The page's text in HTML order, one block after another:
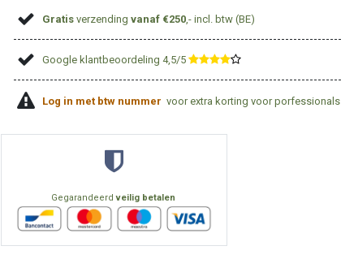
Gratis verzendingvanaf €250 ,- incl. btw (BE)
Google klantbeoordeling 4,5/5 ​
Log in met btw nummer voor extra korting voor porfessionals
Gegarandeerdveilig betalen